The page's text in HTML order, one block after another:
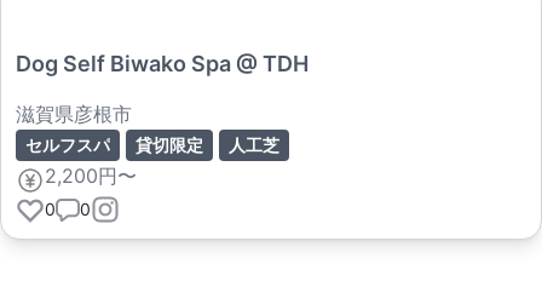
Dog Self Biwako Spa @ TDH
滋賀県彦根市
セルフスパ 貸切限定 人工芝
2,200円〜
0 0